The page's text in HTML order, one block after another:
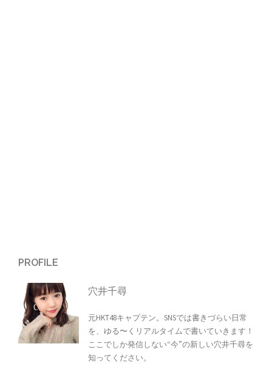
PROFILE
穴井千尋
元HKT48キャプテン。SNSでは書きづらい日常
を、ゆる〜くリアルタイムで書いていきます！
ここでしか発信しない“今”の新しい穴井千尋を
知ってください。